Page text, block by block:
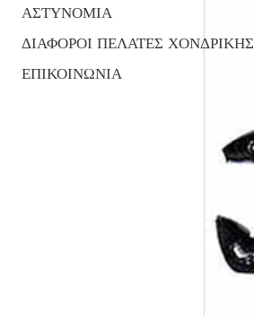
ΑΣΤΥΝΟΜΙΑ
ΔΙΑΦΟΡΟΙ ΠΕΛΑΤΕΣ ΧΟΝΔΡΙΚΗΣ
ΕΠΙΚΟΙΝΩΝΙΑ